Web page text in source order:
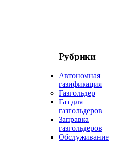
Рубрики
Автономная
газификация
Газгольдер
Газ для
газгольдеров
Заправка
газгольдеров
Обслуживание